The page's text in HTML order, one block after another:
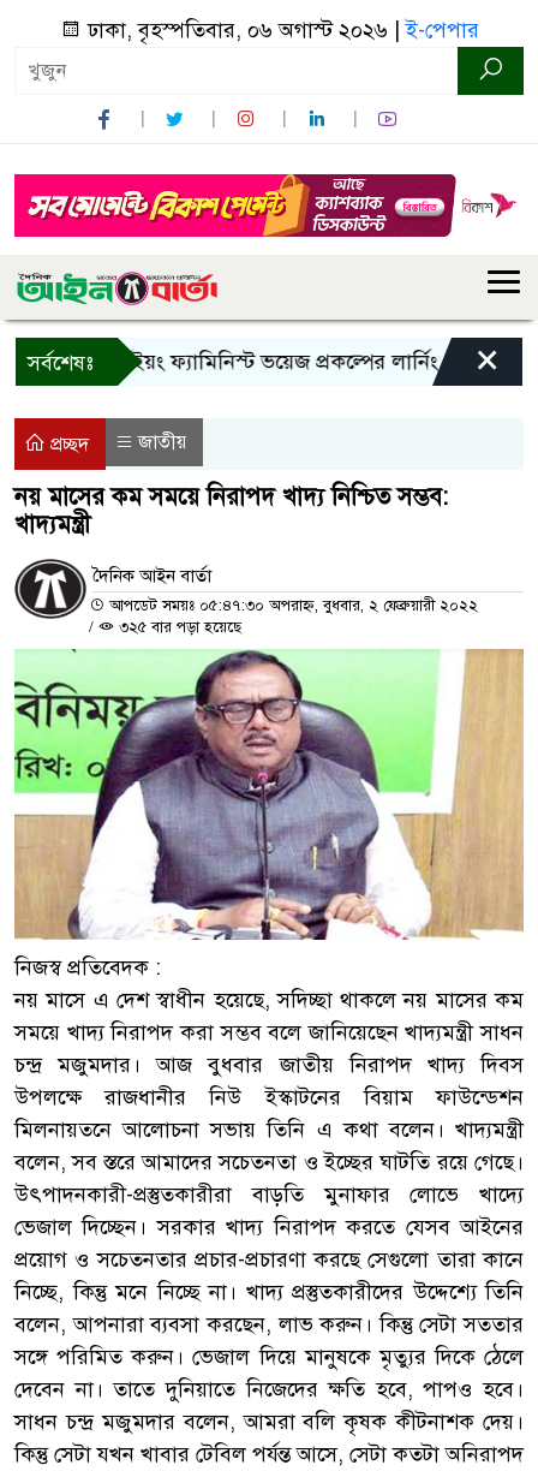
ঢাকা, বৃহস্পতিবার, ০৬ অগাস্ট ২০২৬ |ই-পেপার
সর্বশেষঃ
বান্দরবানে ইয়ং ফ্যামিনিস্ট ভয়েজ প্রকল্পের লার্নিং শেয়ারিং×
প্রচ্ছদ জাতীয়
নয় মাসের কম সময়ে নিরাপদ খাদ্য নিশ্চিত সম্ভব:
খাদ্যমন্ত্রী
দৈনিক আইন বার্তা
আপডেট সময়ঃ ০৫:৪৭:৩০ অপরাহ্ন, বুধবার, ২ ফেব্রুয়ারী ২০২২
/
৩২৫ বার পড়া হয়েছে
নিজস্ব প্রতিবেদক :
নয় মাসে এ দেশ স্বাধীন হয়েছে, সদিচ্ছা থাকলে নয় মাসের কম
সময়ে খাদ্য নিরাপদ করা সম্ভব বলে জানিয়েছেন খাদ্যমন্ত্রী সাধন
চন্দ্র মজুমদার। আজ বুধবার জাতীয় নিরাপদ খাদ্য দিবস
উপলক্ষে রাজধানীর নিউ ইস্কাটনের বিয়াম ফাউন্ডেশন
মিলনায়তনে আলোচনা সভায় তিনি এ কথা বলেন। খাদ্যমন্ত্রী
বলেন, সব স্তরে আমাদের সচেতনতা ও ইচ্ছের ঘাটতি রয়ে গেছে।
উৎপাদনকারী-প্রস্তুতকারীরা বাড়তি মুনাফার লোভে খাদ্যে
ভেজাল দিচ্ছেন। সরকার খাদ্য নিরাপদ করতে যেসব আইনের
প্রয়োগ ও সচেতনতার প্রচার-প্রচারণা করছে সেগুলো তারা কানে
নিচ্ছে, কিন্তু মনে নিচ্ছে না। খাদ্য প্রস্তুতকারীদের উদ্দেশ্যে তিনি
বলেন, আপনারা ব্যবসা করছেন, লাভ করুন। কিন্তু সেটা সততার
সঙ্গে পরিমিত করুন। ভেজাল দিয়ে মানুষকে মৃত্যুর দিকে ঠেলে
দেবেন না। তাতে দুনিয়াতে নিজেদের ক্ষতি হবে, পাপও হবে।
সাধন চন্দ্র মজুমদার বলেন, আমরা বলি কৃষক কীটনাশক দেয়।
কিন্তু সেটা যখন খাবার টেবিল পর্যন্ত আসে, সেটা কতটা অনিরাপদ